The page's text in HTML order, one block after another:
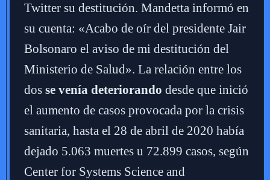
Twitter su destitución. Mandetta informó en
su cuenta: «Acabo de oír del presidente Jair
Bolsonaro el aviso de mi destitución del
Ministerio de Salud». La relación entre los
dos se venía deteriorando desde que inició
el aumento de casos provocada por la crisis
sanitaria, hasta el 28 de abril de 2020 había
dejado 5.063 muertes u 72.899 casos, según
Center for Systems Science and